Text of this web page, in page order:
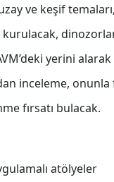
ve keşif
yerini
inceleme,
fırsatı bulacak.
atölyeler